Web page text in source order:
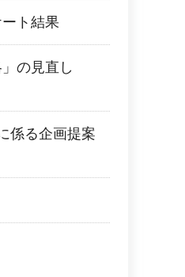
ト結果
の見直し
係る企画提案